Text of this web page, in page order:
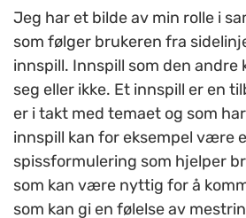
Jeg har et bilde av min rolle i
som følger brukeren fra
innspill. Innspill som den andre
seg eller ikke. Et innspill er en
er i takt med temaet og som
innspill kan for eksempel være
spissformulering som hjelper
som kan være nyttig for å
som kan gi en følelse av